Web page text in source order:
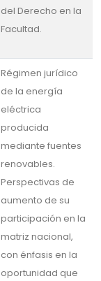
del Derecho en la
Facultad.
Régimen jurídico
de la energía
eléctrica
producida
mediante fuentes
renovables.
Perspectivas de
aumento de su
participación en la
matriz nacional,
con énfasis en la
oportunidad que